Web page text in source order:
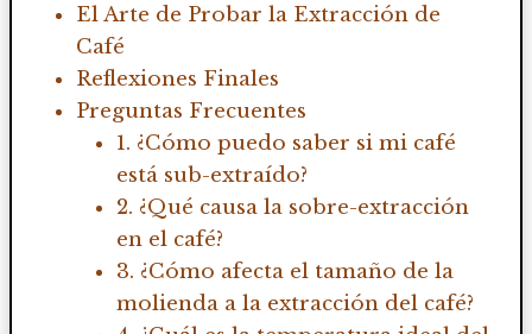
El Arte de Probar la Extracción de
Café
Reflexiones Finales
Preguntas Frecuentes
1. ¿Cómo puedo saber si mi café
está sub-extraído?
2. ¿Qué causa la sobre-extracción
en el café?
3. ¿Cómo afecta el tamaño de la
molienda a la extracción del café?